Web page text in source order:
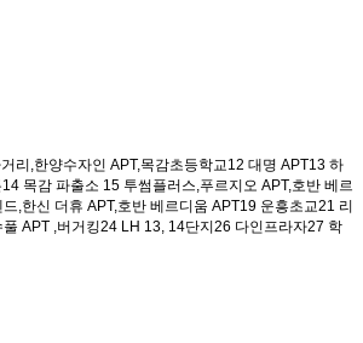
리,한양수자인 APT,목감초등학교12 대명 APT13 하
14 목감 파출소 15 투썸플러스,푸르지오 APT,호반 베르
드,한신 더휴 APT,호반 베르디움 APT19 운흥초교21 리
APT ,버거킹24 LH 13, 14단지 26 다인프라자27 학